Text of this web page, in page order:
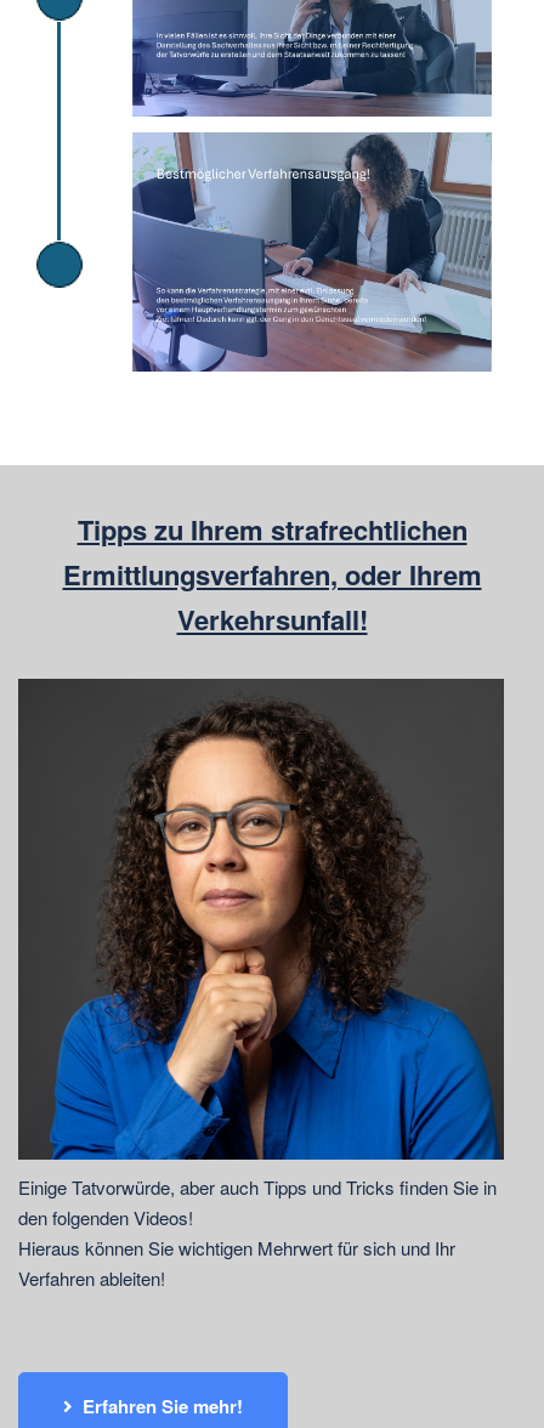
Tipps zu Ihrem strafrechtlichen
Ermittlungsverfahren, oder Ihrem
Verkehrsunfall!
Einige Tatvorwürde, aber auch Tipps und Tricks finden Sie in
den folgenden Videos!
Hieraus können Sie wichtigen Mehrwert für sich und Ihr
Verfahren ableiten!
Erfahren Sie mehr!